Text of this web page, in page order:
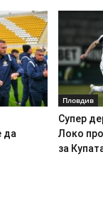
да
Пловдив
Супер
Локо
за